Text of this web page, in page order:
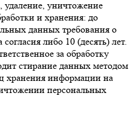
удаление, уничтожение
и хранения: до
данных требования о
либо 10 (десять) лет.
за обработку
стирание данных методом
хранения информации на
персональных